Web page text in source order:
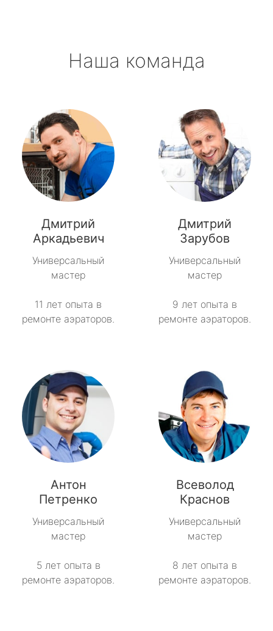
Наша команда
Дмитрий
Аркадьевич
Универсальный
мастер
11 лет опыта в
ремонте аэраторов.
Дмитрий
Зарубов
Универсальный
мастер
9 лет опыта в
ремонте аэраторов.
Антон
Петренко
Универсальный
мастер
5 лет опыта в
ремонте аэраторов.
Всеволод
Краснов
Универсальный
мастер
8 лет опыта в
ремонте аэраторов.